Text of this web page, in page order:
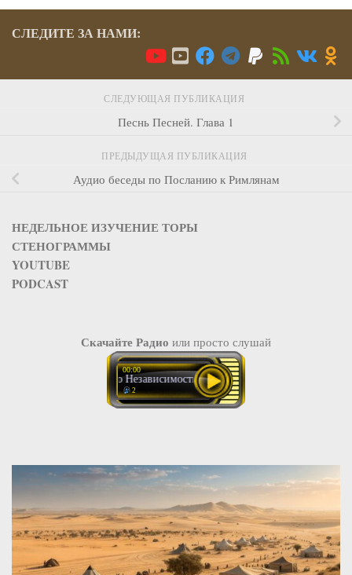
СЛЕДИТЕ ЗА НАМИ:
СЛЕДУЮЩАЯ ПУБЛИКАЦИЯ
Песнь Песней. Глава 1
ПРЕДЫДУЩАЯ ПУБЛИКАЦИЯ
Аудио беседы по Посланию к Римлянам
НЕДЕЛЬНОЕ ИЗУЧЕНИЕ ТОРЫ
СТЕНОГРАММЫ
YOUTUBE
PODCAST
Скачайте Радио или просто слушай
Ко Дню Независимости Израиля О нашем флаге
00:00
2